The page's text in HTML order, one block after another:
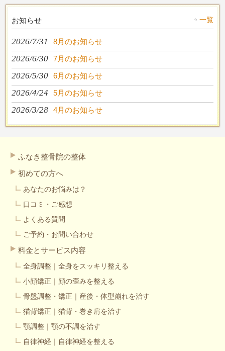
お知らせ 一覧
2026/7/31 8月のお知らせ
2026/6/30 7月のお知らせ
2026/5/30 6月のお知らせ
2026/4/24 5月のお知らせ
2026/3/28 4月のお知らせ
ふなき整骨院の整体
初めての方へ
あなたのお悩みは？
口コミ・ご感想
よくある質問
ご予約・お問い合わせ
料金とサービス内容
全身調整｜全身をスッキリ整える
小顔矯正｜顔の歪みを整える
骨盤調整・矯正｜産後・体型崩れを治す
猫背矯正｜猫背・巻き肩を治す
顎調整｜顎の不調を治す
自律神経｜自律神経を整える